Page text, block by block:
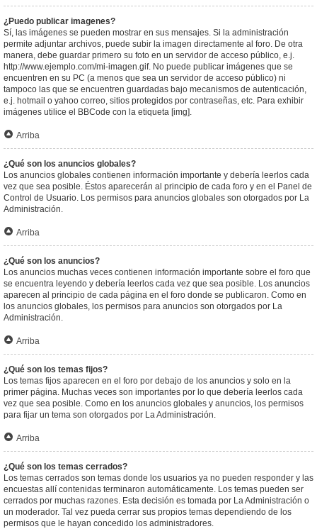
¿Puedo publicar imagenes?
Sí, las imágenes se pueden mostrar en sus mensajes. Si la administración
permite adjuntar archivos, puede subir la imagen directamente al foro. De otra
manera, debe guardar primero su foto en un servidor de acceso público, e.j.
http://www.ejemplo.com/mi-imagen.gif. No puede publicar imágenes que se
encuentren en su PC (a menos que sea un servidor de acceso público) ni
tampoco las que se encuentren guardadas bajo mecanismos de autenticación,
e.j. hotmail o yahoo correo, sitios protegidos por contraseñas, etc. Para exhibir
imágenes utilice el BBCode con la etiqueta [img].
Arriba
¿Qué son los anuncios globales?
Los anuncios globales contienen información importante y debería leerlos cada
vez que sea posible. Éstos aparecerán al principio de cada foro y en el Panel de
Control de Usuario. Los permisos para anuncios globales son otorgados por La
Administración.
Arriba
¿Qué son los anuncios?
Los anuncios muchas veces contienen información importante sobre el foro que
se encuentra leyendo y debería leerlos cada vez que sea posible. Los anuncios
aparecen al principio de cada página en el foro donde se publicaron. Como en
los anuncios globales, los permisos para anuncios son otorgados por La
Administración.
Arriba
¿Qué son los temas fijos?
Los temas fijos aparecen en el foro por debajo de los anuncios y solo en la
primer página. Muchas veces son importantes por lo que debería leerlos cada
vez que sea posible. Como en los anuncios globales y anuncios, los permisos
para fijar un tema son otorgados por La Administración.
Arriba
¿Qué son los temas cerrados?
Los temas cerrados son temas donde los usuarios ya no pueden responder y las
encuestas allí contenidas terminaron automáticamente. Los temas pueden ser
cerrados por muchas razones. Esta decisión es tomada por La Administración o
un moderador. Tal vez pueda cerrar sus propios temas dependiendo de los
permisos que le hayan concedido los administradores.